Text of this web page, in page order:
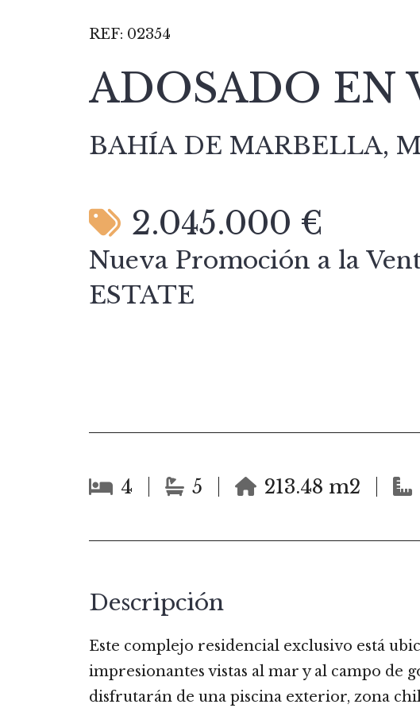
REF: 02354
ADOSADO EN
BAHÍA DE MARBELLA,
2.045.000 €
Nueva Promoción a la
ESTATE
4 5 213.48 m2
Descripción
Este complejo residencial exclusivo está
impresionantes vistas al mar y al campo de
disfrutarán de una piscina exterior, zona